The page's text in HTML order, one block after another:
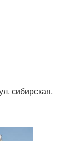
сибирская.